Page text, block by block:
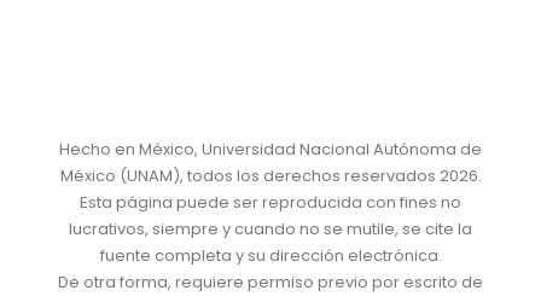
Hecho en México, Universidad Nacional Autónoma de
México (UNAM), todos los derechos reservados 2026.
Esta página puede ser reproducida con fines no
lucrativos, siempre y cuando no se mutile, se cite la
fuente completa y su dirección electrónica.
De otra forma, requiere permiso previo por escrito de